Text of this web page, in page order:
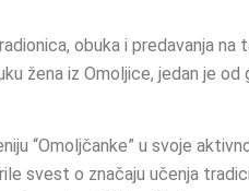
obuka i predavanja
žena iz Omoljice, jedan je
“Omoljčanke” u svoje
svest o značaju učenja